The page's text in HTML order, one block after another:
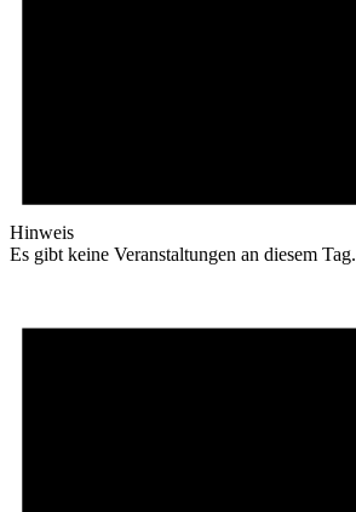
Hinweis
Es gibt keine Veranstaltungen an diesem Tag.